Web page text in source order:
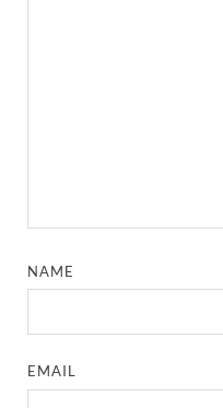
NAME
EMAIL